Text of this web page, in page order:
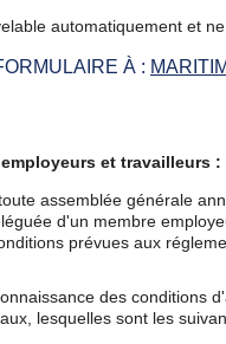
automatiquement et
À :
et travailleurs :
assemblée générale
d'un membre
prévues aux
des conditions
lesquelles sont les